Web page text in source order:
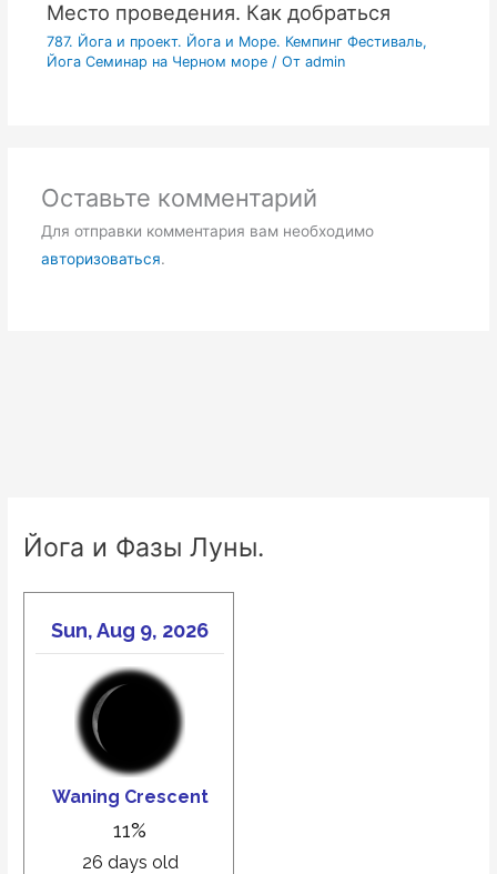
Место проведения. Как добраться
787. Йога и проект. Йога и Море. Кемпинг Фестиваль,
Йога Семинар на Черном море/ От admin
Оставьте комментарий
Для отправки комментария вам необходимо
авторизоваться.
Йога и Фазы Луны.